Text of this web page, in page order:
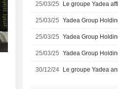
25/03/25
25/03/25
25/03/25
25/03/25
30/12/24